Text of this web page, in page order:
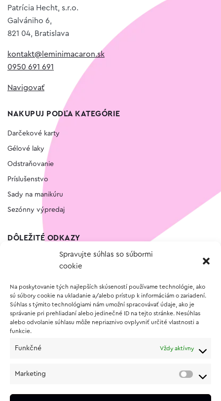
Spravujte súhlas so súbormi
cookie
Na poskytovanie tých najlepších skúseností používame technológie, ako
sú súbory cookie na ukladanie a/alebo prístup k informáciám o zariadení.
Súhlas s týmito technológiami nám umožní spracovávať údaje, ako je
správanie pri prehliadaní alebo jedinečné ID na tejto stránke. Nesúhlas
alebo odvolanie súhlasu môže nepriaznivo ovplyvniť určité vlastnosti a
funkcie.
Funkčné Vždy aktívny
Marketing
Patrícia Hecht, s.r.o.
Galvániho 6,
821 04, Bratislava
kontakt@leminimacaron.sk
0950 691 691
Navigovať
NAKUPUJ PODĽA KATEGÓRIE
Darčekové karty
Gélové laky
Odstraňovanie
Príslušenstvo
Sady na manikúru
Sezónny výpredaj
DÔLEŽITÉ ODKAZY
Vernostný program
O NÁKUPE
Vrátenie a reklamácia tovaru